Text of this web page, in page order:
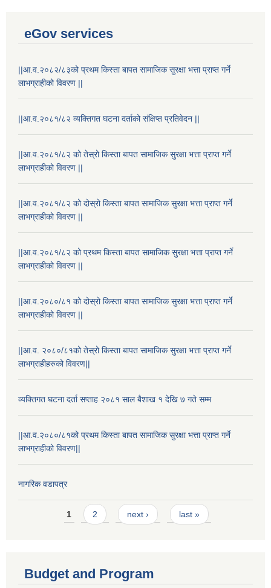
eGov services
||आ.व.२०८२/८३को प्रथम किस्ता बापत सामाजिक सुरक्षा भत्ता प्राप्त गर्ने
लाभग्राहीको विवरण ||
||आ.व.२०८१/८२ व्यक्तिगत घटना दर्ताको संक्षिप्त प्रतिवेदन ||
||आ.व.२०८१/८२ को तेस्रो किस्ता बापत सामाजिक सुरक्षा भत्ता प्राप्त गर्ने
लाभग्राहीको विवरण ||
||आ.व.२०८१/८२ को दोस्रो किस्ता बापत सामाजिक सुरक्षा भत्ता प्राप्त गर्ने
लाभग्राहीको विवरण ||
||आ.व.२०८१/८२ को प्रथम किस्ता बापत सामाजिक सुरक्षा भत्ता प्राप्त गर्ने
लाभग्राहीको विवरण ||
||आ.व.२०८०/८१ को दोस्रो किस्ता बापत सामाजिक सुरक्षा भत्ता प्राप्त गर्ने
लाभग्राहीको विवरण ||
||आ.व. २०८०/८१को तेस्रो किस्ता बापत सामाजिक सुरक्षा भत्ता प्राप्त गर्ने
लाभग्राहीहरुको विवरण||
व्यक्तिगत घटना दर्ता सप्ताह २०८१ साल बैशाख १ देखि ७ गते सम्म
||आ.व.२०८०/८१को प्रथम किस्ता बापत सामाजिक सुरक्षा भत्ता प्राप्त गर्ने
लाभग्राहीको विवरण||
नागरिक वडापत्र
Pages1 2 next › last »
Budget and Program